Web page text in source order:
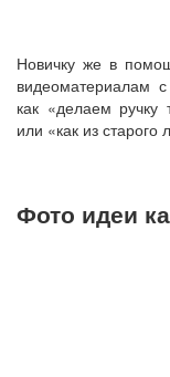
Новичку же в
видеоматериалам
как «делаем
или «как из старого
Фото идеи